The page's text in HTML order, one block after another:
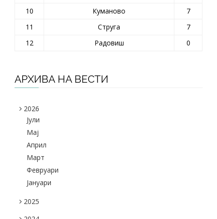
10
Куманово
7
11
Струга
7
12
Радовиш 0
АРХИВА НА ВЕСТИ
2026
Јули
Maj
Април
Март
Февруари
Јануари
2025